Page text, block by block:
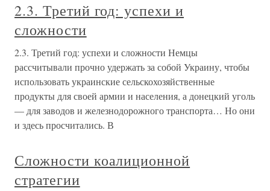
2.3. Третий год: успехи и
сложности
2.3. Третий год: успехи и сложности Немцы
рассчитывали прочно удержать за собой Украину, чтобы
использовать украинские сельскохозяйственные
продукты для своей армии и населения, а донецкий уголь
— для заводов и железнодорожного транспорта… Но они
и здесь просчитались. В
Сложности коалиционной
стратегии